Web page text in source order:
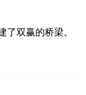
双赢的桥梁。